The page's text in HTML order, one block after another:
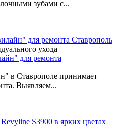
зубами с...
ухода
для ремонта
в Ставрополе принимает
Выявляем...